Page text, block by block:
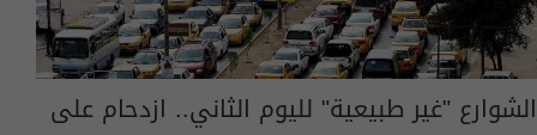
الشوارع "غير طبيعية" لليوم الثاني.. ازدحام على